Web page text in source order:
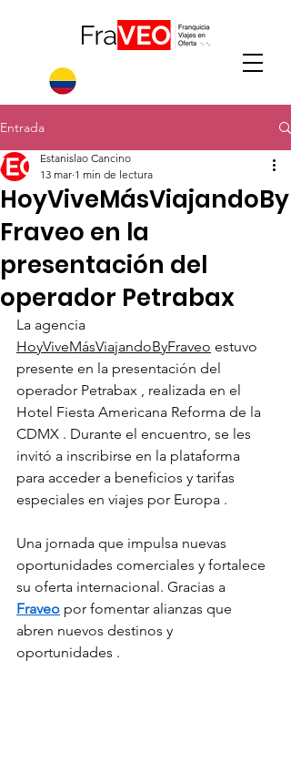
Entrada
HoyViveMásViajandoBy
Fraveo en la
presentación del
operador Petrabax
Estanislao Cancino
13 mar 1 min de lectura
La agencia
HoyViveMásViajandoByFraveo estuvo
presente en la presentación del
operador Petrabax , realizada en el
Hotel Fiesta Americana Reforma de la
CDMX . Durante el encuentro, se les
invitó a inscribirse en la plataforma
para acceder a beneficios y tarifas
especiales en viajes por Europa .
Una jornada que impulsa nuevas
oportunidades comerciales y fortalece
su oferta internacional. Gracias a
Fraveo por fomentar alianzas que
abren nuevos destinos y
oportunidades .